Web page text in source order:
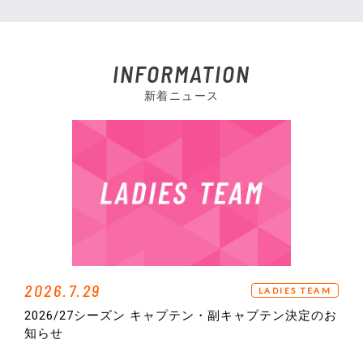
INFORMATION
新着ニュース
2026.7.29 LADIES TEAM
2026/27シーズン キャプテン・副キャプテン決定のお
知らせ